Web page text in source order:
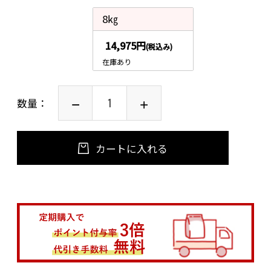
8㎏
14,975円(税込み)
在庫あり
数量：
カートに入れる